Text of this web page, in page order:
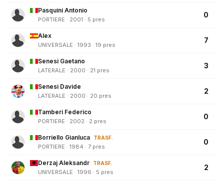
Pasquini Antonio
PORTIERE · 2001 · 5 pres
0
Alex
UNIVERSALE · 1993 · 19 pres
7
Senesi Gaetano
LATERALE · 2000 · 21 pres
3
Senesi Davide
LATERALE · 2000 · 20 pres
2
Tamberi Federico
PORTIERE · 2002 · 2 pres
0
Borriello Gianluca TRASF.
PORTIERE · 1984 · 7 pres
0
Derzaj Aleksandr TRASF.
UNIVERSALE · 1996 · 5 pres
2